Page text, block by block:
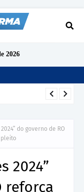
2026
do governo de RO
pleito
2024”
reforça